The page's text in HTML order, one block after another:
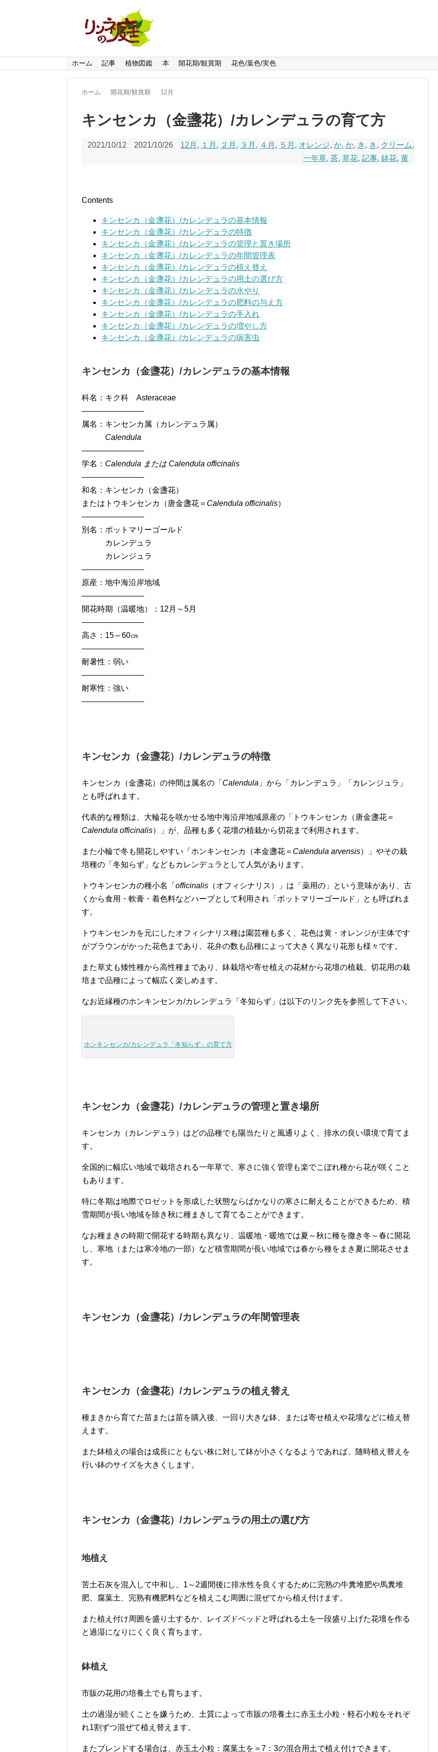
ホーム 記事 植物図鑑 本 開花期/観賞期 花色/葉色/実色
ホーム 開花期/観賞期 12月
キンセンカ（金盞花）/カレンデュラの育て方
2021/10/12 2021/10/26 12月 , １月 , ２月 , ３月 , ４月 , ５月 , オレンジ, か, か, き , き , クリーム,
一年草, 茶, 草花, 記事, 鉢花, 黄
Contents
キンセンカ（金盞花）/カレンデュラの基本情報
キンセンカ（金盞花）/カレンデュラの特徴
キンセンカ（金盞花）/カレンデュラの管理と置き場所
キンセンカ（金盞花）/カレンデュラの年間管理表
キンセンカ（金盞花）/カレンデュラの植え替え
キンセンカ（金盞花）/カレンデュラの用土の選び方
キンセンカ（金盞花）/カレンデュラの水やり
キンセンカ（金盞花）/カレンデュラの肥料の与え方
キンセンカ（金盞花）/カレンデュラの手入れ
キンセンカ（金盞花）/カレンデュラの増やし方
キンセンカ（金盞花）/カレンデュラの病害虫
キンセンカ（金盞花）/カレンデュラの基本情報
科名：キク科 Asteraceae
————————
属名：キンセンカ属（カレンデュラ属）
Calendula
————————
学名： Calendula または Calendula officinalis
————————
和名：キンセンカ（金盞花）
またはトウキンセンカ（唐金盞花＝ Calendula officinalis）
————————
別名：ポットマリーゴールド
カレンデュラ
カレンジュラ
————————
原産：地中海沿岸地域
————————
開花時期（温暖地）：12月～5月
————————
高さ：15～60㎝
————————
耐暑性：弱い
————————
耐寒性：強い
————————
キンセンカ（金盞花）/カレンデュラの特徴
キンセンカ（金盞花）の仲間は属名の「 Calendula 」から「カレンデュラ」「カレンジュラ」
とも呼ばれます。
代表的な種類は、大輪花を咲かせる地中海沿岸地域原産の「トウキンセンカ（唐金盞花＝
Calendula officinalis）」が、品種も多く花壇の植栽から切花まで利用されます。
また小輪で冬も開花しやすい「ホンキンセンカ（本金盞花＝ Calendula arvensis）」やその栽
培種の「冬知らず」などもカレンデュラとして人気があります。
トウキンセンカの種小名「 officinalis （オフィシナリス）」は「薬用の」という意味があり、古
くから食用・軟膏・着色料などハーブとして利用され「ポットマリーゴールド」とも呼ばれま
す。
トウキンセンカを元にしたオフィシナリス種は園芸種も多く、花色は黄・オレンジが主体です
がブラウンがかった花色まであり、花弁の数も品種によって大きく異なり花形も様々です。
また草丈も矮性種から高性種まであり、鉢栽培や寄せ植えの花材から花壇の植栽、切花用の栽
培まで品種によって幅広く楽しめます。
なお近縁種のホンキンセンカ/カレンデュラ「冬知らず」は以下のリンク先を参照して下さい。
ホンキンセンカ/カレンデュラ「冬知らず」の育て方
キンセンカ（金盞花）/カレンデュラの管理と置き場所
キンセンカ（カレンデュラ）はどの品種でも陽当たりと風通りよく、排水の良い環境で育てま
す。
全国的に幅広い地域で栽培される一年草で、寒さに強く管理も楽でこぼれ種から花が咲くこと
もあります。
特に冬期は地際でロゼットを形成した状態ならばかなりの寒さに耐えることができるため、積
雪期間が長い地域を除き秋に種まきして育てることができます。
なお種まきの時期で開花する時期も異なり、温暖地・暖地では夏～秋に種を撒き冬～春に開花
し、寒地（または寒冷地の一部）など積雪期間が長い地域では春から種をまき夏に開花させま
す。
キンセンカ（金盞花）/カレンデュラの年間管理表
キンセンカ（金盞花）/カレンデュラの植え替え
種まきから育てた苗または苗を購入後、一回り大きな鉢、または寄せ植えや花壇などに植え替
えます。
また鉢植えの場合は成長にともない株に対して鉢が小さくなるようであれば、随時植え替えを
行い鉢のサイズを大きくします。
キンセンカ（金盞花）/カレンデュラの用土の選び方
地植え
苦土石灰を混入して中和し、1～2週間後に排水性を良くするために完熟の牛糞堆肥や馬糞堆
肥、腐葉土、完熟有機肥料などを植えこむ周囲に混ぜてから植え付けます。
また植え付け周囲を盛り土するか、レイズドベッドと呼ばれる土を一段盛り上げた花壇を作る
と過湿になりにくく良く育ちます。
鉢植え
市販の花用の培養土でも育ちます。
土の過湿が続くことを嫌うため、土質によって市販の培養土に赤玉土小粒・軽石小粒をそれぞ
れ1割ずつ混ぜて植え替えます。
またブレンドする場合は、赤玉土小粒：腐葉土を＝7：3の混合用土で植え付けできます。